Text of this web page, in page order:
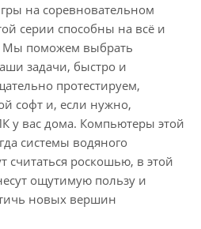
на соревновательном
серии способны на всё и
Мы поможем выбрать
задачи, быстро и
протестируем,
софт и, если нужно,
у вас дома. Компьютеры этой
системы водяного
считаться роскошью, в этой
ощутимую пользу и
новых вершин